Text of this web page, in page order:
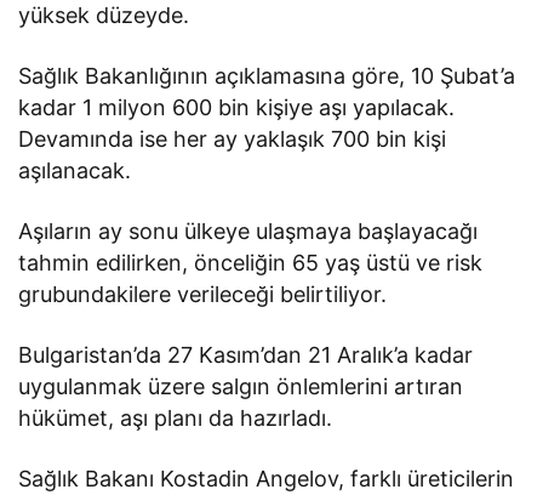
yüksek düzeyde.
Sağlık Bakanlığının açıklamasına göre, 10 Şubat’a
kadar 1 milyon 600 bin kişiye aşı yapılacak.
Devamında ise her ay yaklaşık 700 bin kişi
aşılanacak.
Aşıların ay sonu ülkeye ulaşmaya başlayacağı
tahmin edilirken, önceliğin 65 yaş üstü ve risk
grubundakilere verileceği belirtiliyor.
Bulgaristan’da 27 Kasım’dan 21 Aralık’a kadar
uygulanmak üzere salgın önlemlerini artıran
hükümet, aşı planı da hazırladı.
Sağlık Bakanı Kostadin Angelov, farklı üreticilerin